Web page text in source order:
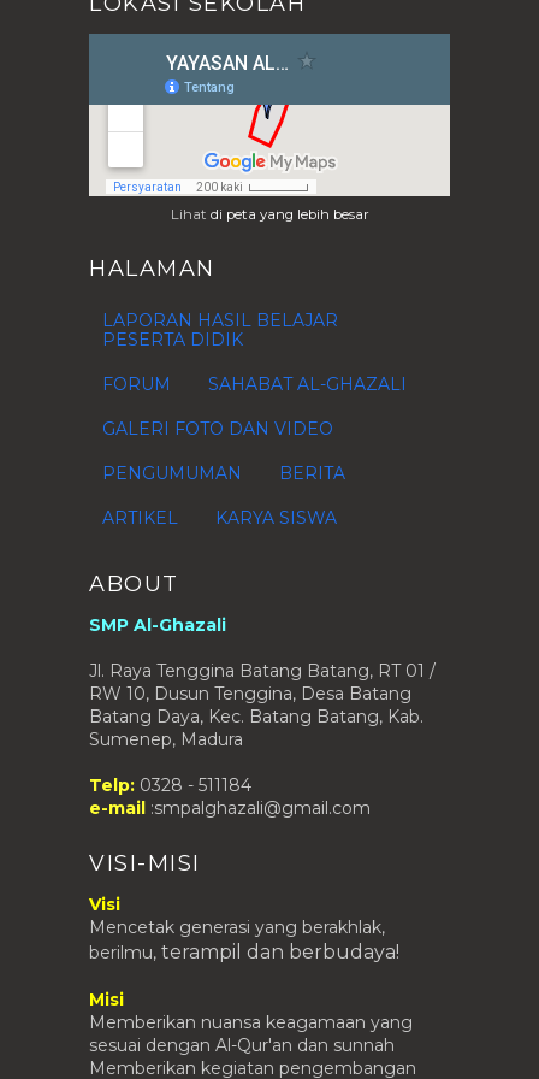
►2015 (80)
2014(37)
2013(28)
►2012(76)
►2011
►2010
Lihat di peta yang lebih besar
HALAMAN
LAPORAN HASIL BELAJAR
PESERTA DIDIK
FORUM SAHABAT AL-GHAZALI
GALERI FOTO DAN VIDEO
PENGUMUMAN BERITA
ARTIKEL KARYA SISWA
ABOUT
SMP Al-Ghazali
Jl. Raya Tenggina Batang Batang, RT 01 /
RW 10, Dusun Tenggina, Desa Batang
Batang Daya, Kec. Batang Batang, Kab.
Sumenep, Madura
Telp: 0328 - 511184
e-mail :smpalghazali@gmail.com
VISI-MISI
Visi
Mencetak generasi yang berakhlak,
berilmu, terampil dan berbudaya!
Misi
Memberikan nuansa keagamaan yang
sesuai dengan Al-Qur'an dan sunnah
Memberikan kegiatan pengembangan